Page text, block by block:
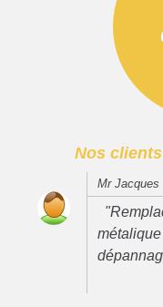
Nos
Mr Jacques